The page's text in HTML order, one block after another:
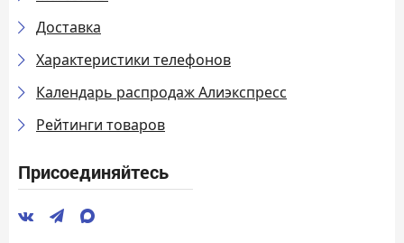
Доставка
Характеристики телефонов
Календарь распродаж Алиэкспресс
Рейтинги товаров
Присоединяйтесь